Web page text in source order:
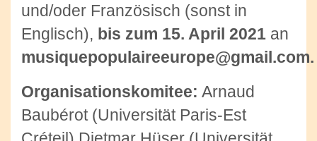
und/oder Französisch (sonst in
Englisch), bis zum 15. April 2021 an
musiquepopulaireeurope@gmail.com.
Organisationskomitee: Arnaud
Baubérot (Universität Paris-Est